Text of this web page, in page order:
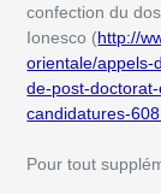
confection du
Ionesco (http://
orientale/appels-
de-post-
candidatures-
Pour tout